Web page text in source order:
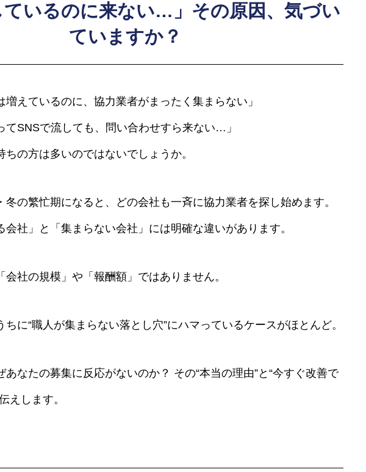
ているのに来ない…」その原因、気づい
ていますか？
増えているのに、協力業者がまったく集まらない」
てSNSで流しても、問い合わせすら来ない…」
ちの方は多いのではないでしょうか。
冬の繁忙期になると、どの会社も一斉に協力業者を探し始めます。
会社」と「集まらない会社」には明確な違いがあります。
会社の規模」や「報酬額」ではありません。
に“職人が集まらない落とし穴”にハマっているケースがほとんど。
あなたの募集に反応がないのか？ その“本当の理由”と“今すぐ改善で
えします。